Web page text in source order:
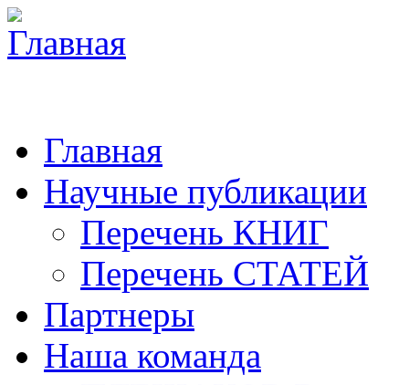
Главная
Научные публикации
Перечень КНИГ
Перечень СТАТЕЙ
Партнеры
Наша команда